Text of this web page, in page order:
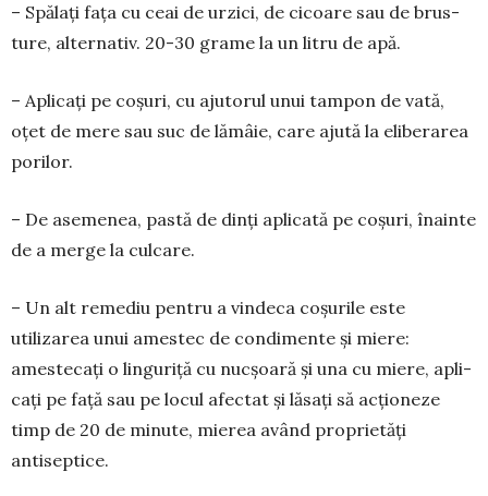
– Spălați fața cu ceai de urzici, de cicoare sau de brus­
ture, alterna­tiv. 20-30 grame la un litru de apă.
– Aplicați pe coșuri, cu ajutorul unui tampon de vată,
oțet de mere sau suc de lămâie, care ajută la eliberarea
porilor.
– De asemenea, pastă de dinți apli­cată pe coșuri, înainte
de a mer­ge la culcare.
– Un alt remediu pentru a vin­de­ca coșurile este
utilizarea unui amestec de condimente și miere:
amestecați o linguriță cu nucșoară și una cu miere, apli­
cați pe față sau pe locul afectat și lăsați să acțio­neze
timp de 20 de minute, mierea având pro­prietăți
antiseptice.